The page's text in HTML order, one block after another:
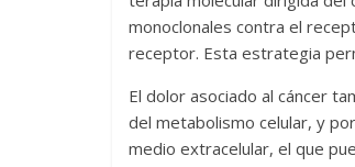
monoclonales contra el
receptor. Esta estrategia
El dolor asociado al cáncer
del metabolismo celular, y
medio extracelular, el que